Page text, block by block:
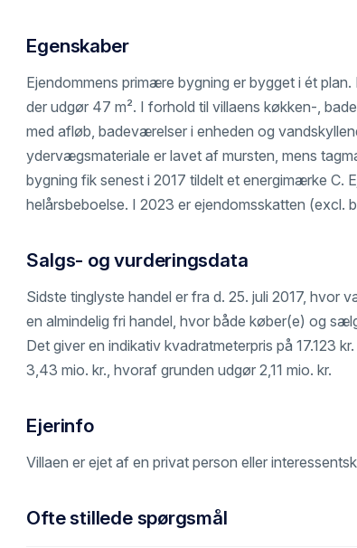
Egenskaber
Ejendommens primære bygning er bygget i ét
der udgør 47 m². I forhold til villaens køkken-,
med afløb, badeværelser i enheden og
ydervægsmateriale er lavet af mursten, mens
bygning fik senest i 2017 tildelt et energimærke C.
helårsbeboelse. I 2023 er ejendomsskatten (excl.
Salgs- og vurderingsdata
Sidste tinglyste handel er fra d. 25. juli 2017, hvor
en almindelig fri handel, hvor både køber(e) og
Det giver en indikativ kvadratmeterpris på 17.123
3,43 mio. kr., hvoraf grunden udgør 2,11 mio. kr.
Ejerinfo
Villaen er ejet af en privat person eller
Ofte stillede spørgsmål